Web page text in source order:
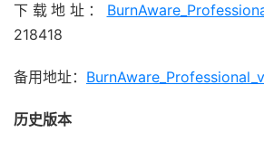
下载地址：
218418
备用地址：
历史版本